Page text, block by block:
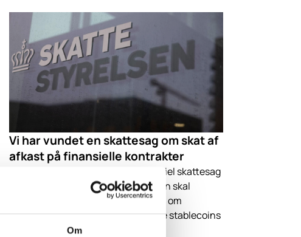
Om
Vi har vundet en skattesag om skat af
afkast på finansielle kontrakter
SkatteInform har vundet en principiel skattesag
i Landsskatteretten. Skattestyrelsen skal
genoptage skatteansættelsen i sag om
lagerbeskatning af afkast på stjålne stablecoins